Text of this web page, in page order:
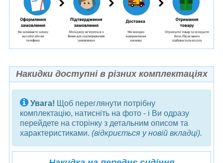
Накидки доступні в різних комплектаціях
Увага! Щоб переглянути потрібну
комплектацію, натисніть на фото - і Ви одразу
перейдете на сторінку з детальним описом та
характеристиками. (відкриється у новій вкладці).